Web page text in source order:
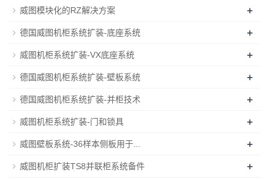
威图模块化的RZ解决方案 +
德国威图机柜系统扩装-底座系统 +
威图机柜系统扩装-VX底座系统 +
德国威图机柜系统扩装-壁板系统 +
德国威图机柜系统扩装-并柜技术 +
威图机柜系统扩装-门和锁具 +
威图壁板系统-36样本侧板用于... +
威图机柜扩装TS8并联柜系统备件 +